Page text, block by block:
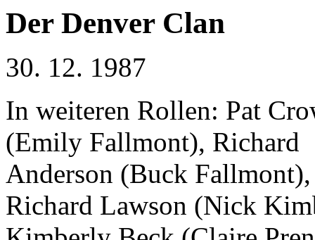
Der Denver Clan
30. 12. 1987
In weiteren Rollen: Pat
(Emily Fallmont), Richard
Anderson (Buck Fallmont),
Richard Lawson (Nick